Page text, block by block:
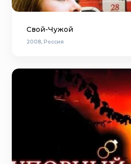
Свой-Чужой
2008, Россия